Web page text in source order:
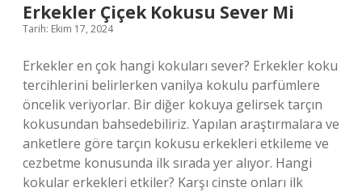
Erkekler Çiçek Kokusu Sever Mi
Tarih: Ekim 17, 2024
Erkekler en çok hangi kokuları sever? Erkekler koku
tercihlerini belirlerken vanilya kokulu parfümlere
öncelik veriyorlar. Bir diğer kokuya gelirsek tarçın
kokusundan bahsedebiliriz. Yapılan araştırmalara ve
anketlere göre tarçın kokusu erkekleri etkileme ve
cezbetme konusunda ilk sırada yer alıyor. Hangi
kokular erkekleri etkiler? Karşı cinste onları ilk